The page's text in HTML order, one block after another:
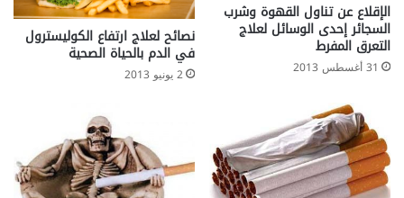
ش
ر
ي
إ
ج
ه
ا
الإقلاع عن تناول القهوة وشرب
السجائر إحدى الوسائل لعلاج
التعرق المفرط
31 أغسطس 2013
نصائح لعلاج ارتفاع الكوليسترول
في الدم بالحياة الصحية
2 يونيو 2013